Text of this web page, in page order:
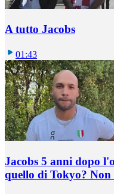
A tutto Jacobs
01:43
Jacobs 5 anni dopo
quello di Tokyo? Non